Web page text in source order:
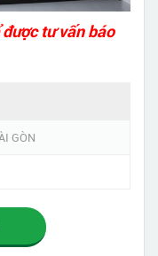
tư vấn báo
GÒN